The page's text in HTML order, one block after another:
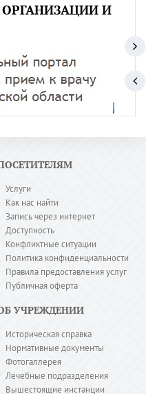
И
Услуги
Как нас найти
Запись через интернет
Доступность
Конфликтные ситуации
Политика конфиденциальности
Правила предоставления услуг
Публичная оферта
УЧРЕЖДЕНИИ
Историческая справка
Нормативные документы
Фотогаллерея
Лечебные подразделения
Вышестоящие инстанции